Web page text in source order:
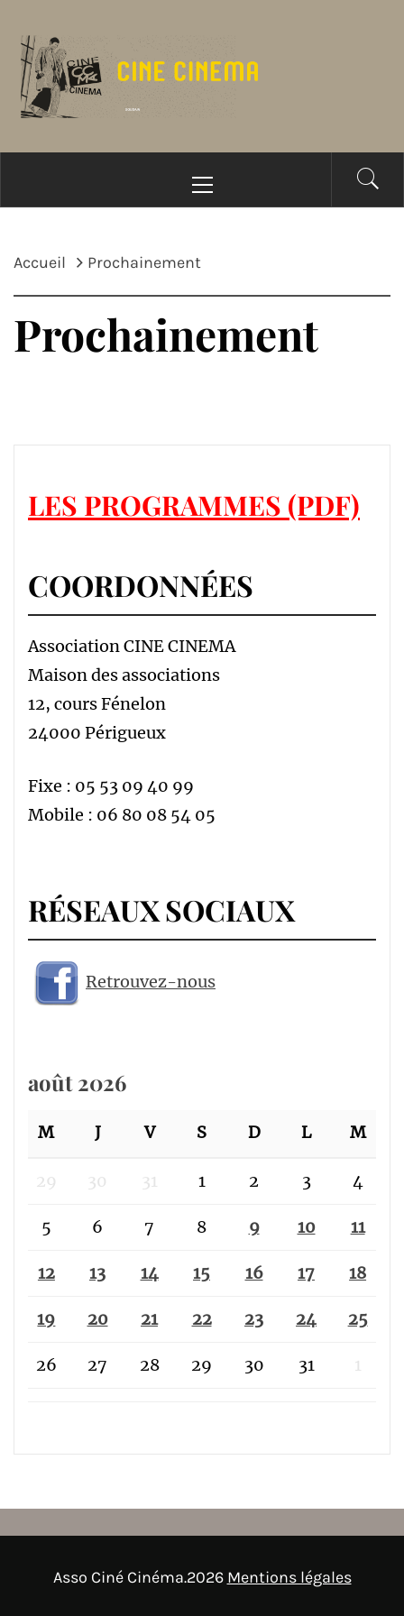
contenu
principal
Accueil Prochainement
Prochainement
LES PROGRAMMES (PDF)
COORDONNÉES
Association CINE CINEMA
Maison des associations
12, cours Fénelon
24000 Périgueux
Fixe : 05 53 09 40 99
Mobile : 06 80 08 54 05
RÉSEAUX SOCIAUX
Retrouvez-nous
août 2026
M J V S D L M
29 30 31 1 2 3 4
5 6 7 8 9 10 11
12 13 14 15 16 17 18
19 20 21 22 23 24 25
26 27 28 29 30 31 1
Asso Ciné Cinéma.2026 Mentions légales